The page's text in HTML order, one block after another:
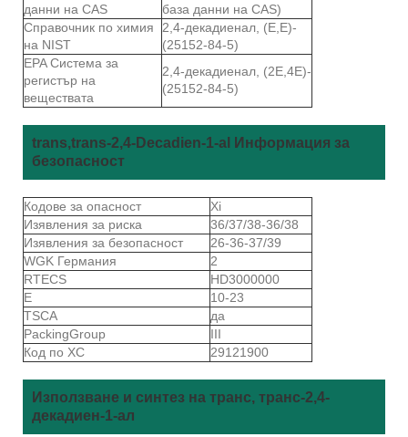
данни на CAS
база данни на CAS)
Справочник по химия
на NIST
2,4-декадиенал, (E,E)-
(25152-84-5)
EPA Система за
регистър на
веществата
2,4-декадиенал, (2E,4E)-
(25152-84-5)
trans,trans-2,4-Decadien-1-al Информация за
безопасност
Кодове за опасност
Xi
Изявления за риска
36/37/38-36/38
Изявления за безопасност
26-36-37/39
WGK Германия
2
RTECS
HD3000000
Е
10-23
TSCA
да
PackingGroup
III
Код по ХС
29121900
Използване и синтез на транс, транс-2,4-
декадиен-1-ал